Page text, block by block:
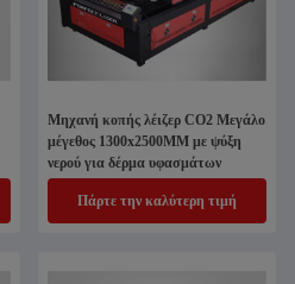
Μηχανή κοπής λέιζερ CO2 Μεγάλο
μέγεθος 1300x2500MM με ψύξη
νερού για δέρμα υφασμάτων
Πάρτε την καλύτερη τιμή